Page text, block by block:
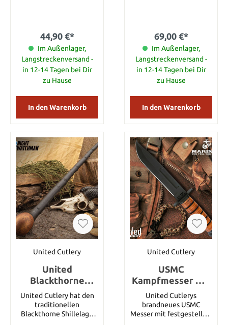
teilweise gezahnte
Klinge.
Stil. Der schwarze Kraton
Griff verfügt über ein
Trageband. Inkl.
schwarzer, schwerer
Cordura Gürtelscheide.
Details: Gesamtlänge: ca.
29,2 cm Klingenmaterial:
Edelstahl Griffmaterial:
44,90 €*
Im Außenlager,
Langstreckenversand -
in 12-14 Tagen bei Dir
zu Hause
In den Warenkorb
Gladiatorenschwert ist
ein kraftvolles Stück
dicker,
rasiermesserscharfer
1060 Karbonstahl, der
ideal zur Verteidigung ist.
sorgt für sicheren Halt,
während Sie dieses
führen. Tragen Sie es in
der verstärkten
Nylonscheide. Details:
Rasiermesserscharfe,
schwarz überzogene
Scheide aus 1060
Karbonstahl Rutschfester
TPR gummierter Griff
Durchdringende Klinge
für tiefe Penetration
Verstärkte Nylon-
Gürtelscheide
Klingenlänge 42.23cm
Klingendicke: ca. 3,2 mm
69,00 €*
Im Außenlager,
Langstreckenversand -
in 12-14 Tagen bei Dir
zu Hause
In den Warenkorb
United Cutlery
United
Blackthorne
Shillelagh
United Cutlery hat den
traditionellen
Blackthorne Shillelagh
United Cutlery
USMC
Kampfmesser mit
Scheide
United Cutlerys
brandneues USMC
Messer mit festgestellter